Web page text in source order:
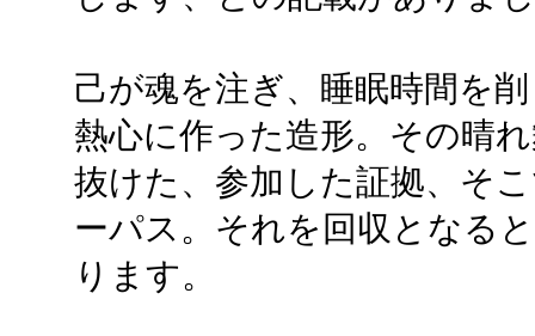
己が魂を注ぎ、睡眠時間を
熱心に作った造形。その晴
抜けた、参加した証拠、そ
ーパス。それを回収となる
ります。